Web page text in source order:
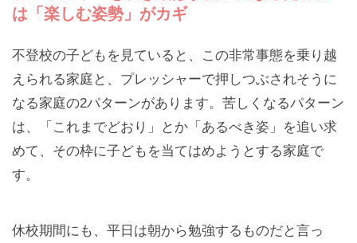
は「楽しむ姿勢」がカギ
不登校の子どもを見ていると、この非常事態を乗り越
えられる家庭と、プレッシャーで押しつぶされそうに
なる家庭の2パターンがあります。苦しくなるパターン
は、「これまでどおり」とか「あるべき姿」を追い求
めて、その枠に子どもを当てはめようとする家庭で
す。
休校期間にも、平日は朝から勉強するものだと言っ